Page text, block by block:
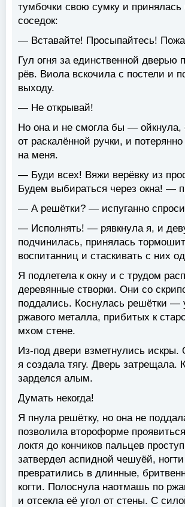
тумбочки свою сумку и принялась
соседок:
— Вставайте! Просыпайтесь!
Гул огня за единственной дверью
рёв. Виола вскочила с постели и
выходу.
— Не открывай!
Но она и не смогла бы — ойкнула,
от раскалённой ручки, и
на меня.
— Буди всех! Вяжи верёвку из
Будем выбираться через окна! —
— А решётки? — испуганно
— Исполнять! — рявкнула я, и
подчинилась, принялась
воспитанниц и стаскивать с них
Я подлетела к окну и с трудом
деревянные створки. Они со
поддались. Коснулась решётки —
ржавого металла, прибитых к
мхом стене.
Из-под двери взметнулись искры.
я создала тягу. Дверь затрещала.
зарделся алым.
Думать некогда!
Я пнула решётку, но она не
позволила второформе
локтя до кончиков пальцев
затвердел аспидной чешуёй, ногти
превратились в длинные,
когти. Полоснула наотмашь по
и отсекла её угол от стены. С